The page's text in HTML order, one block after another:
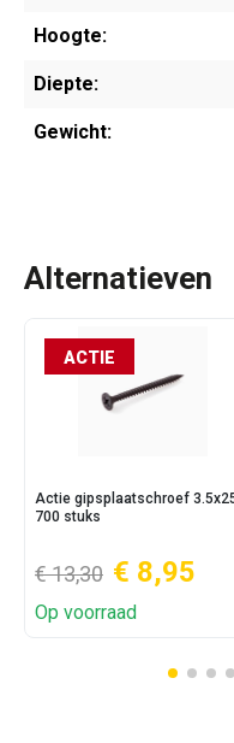
Hoogte:
Diepte:
Gewicht:
Alternatieven
ACTIE
Actie gipsplaatschroef
700 stuks
€ 13,30 € 8,95
Op voorraad